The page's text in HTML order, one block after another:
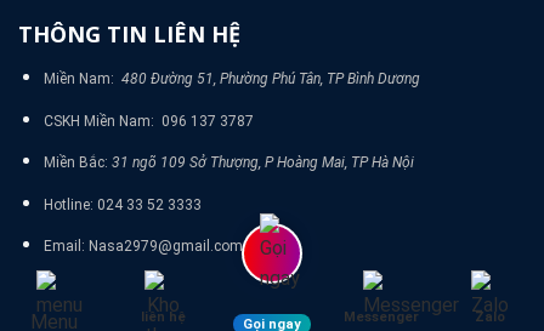
THÔNG TIN LIÊN HỆ
Miền Nam: 480 Đường 51, Phường Phú Tân, TP Bình Dương
CSKH Miền Nam: 096 137 3787
Miền Bắc: 31 ngõ 109 Sở Thượng, P Hoàng Mai, TP Hà Nội
Hotline: 024 33 52 3333
Email: Nasa2979@gmail.com
Menu liên hệ Gọi ngay Messenger Zalo